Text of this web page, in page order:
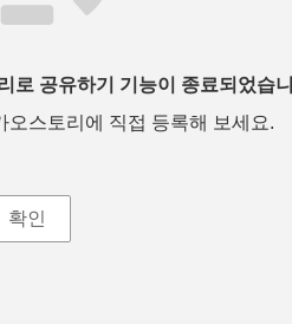
로 공유하기 기능이 종료되었습
오스토리에 직접 등록해 보세요.
확인